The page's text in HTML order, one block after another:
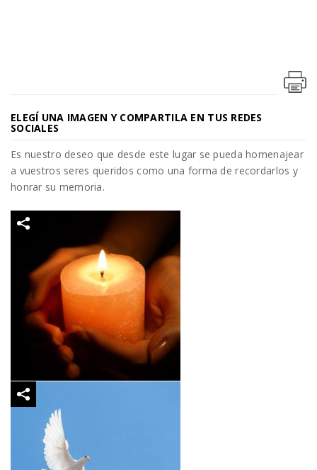
ELEGÍ UNA IMAGEN Y COMPARTILA EN TUS REDES
SOCIALES
Es nuestro deseo que desde este lugar se pueda homenajear
a vuestros seres queridos como una forma de recordarlos y
honrar su memoria.